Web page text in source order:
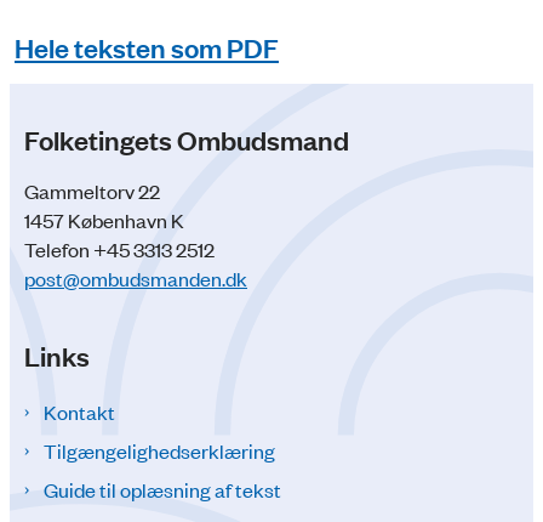
Hele teksten som PDF
Folketingets Ombudsmand
Gammeltorv 22
1457 København K
Telefon +45 3313 2512
post@ombudsmanden.dk
Links
Kontakt
Tilgængelighedserklæring
Guide til oplæsning af tekst